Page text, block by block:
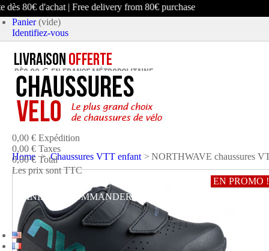
80€ d'achat | Free delivery from 80€ purchase
Panier (vide)
Identifiez-vous
article (vide)
Aucun produit
0,00 € Expédition
0,00 € Taxes
0,00 € Total
Les prix sont TTC
PANIER COMMANDER ET PAYER
Home > Chaussures VTT enfant > NORTHWAVE chaussures
EN PROMO !